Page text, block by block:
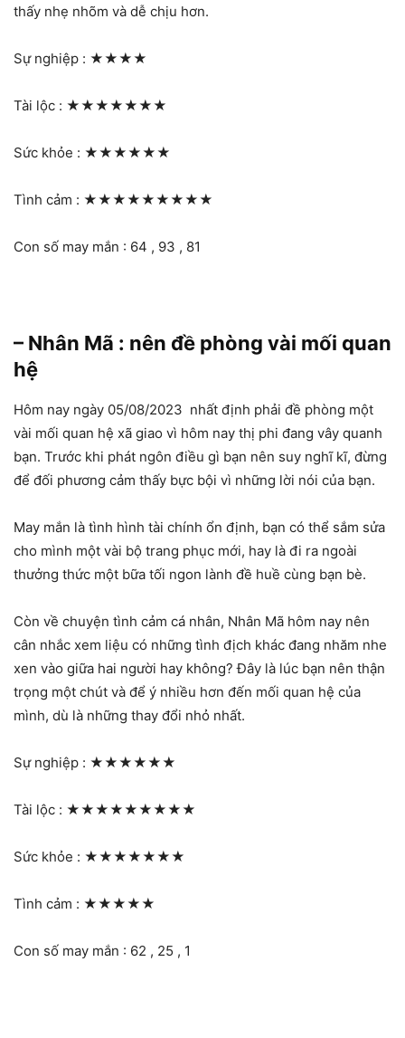
thấy nhẹ nhõm và dễ chịu hơn.
Sự nghiệp : ★★★★
Tài lộc : ★★★★★★★
Sức khỏe : ★★★★★★
Tình cảm : ★★★★★★★★★
Con số may mắn : 64 , 93 , 81
– Nhân Mã : nên đề phòng vài mối quan
hệ
Hôm nay ngày 05/08/2023 nhất định phải đề phòng một
vài mối quan hệ xã giao vì hôm nay thị phi đang vây quanh
bạn. Trước khi phát ngôn điều gì bạn nên suy nghĩ kĩ, đừng
để đối phương cảm thấy bực bội vì những lời nói của bạn.
May mắn là tình hình tài chính ổn định, bạn có thể sắm sửa
cho mình một vài bộ trang phục mới, hay là đi ra ngoài
thưởng thức một bữa tối ngon lành đề huề cùng bạn bè.
Còn về chuyện tình cảm cá nhân, Nhân Mã hôm nay nên
cân nhắc xem liệu có những tình địch khác đang nhăm nhe
xen vào giữa hai người hay không? Đây là lúc bạn nên thận
trọng một chút và để ý nhiều hơn đến mối quan hệ của
mình, dù là những thay đổi nhỏ nhất.
Sự nghiệp : ★★★★★★
Tài lộc : ★★★★★★★★★
Sức khỏe : ★★★★★★★
Tình cảm : ★★★★★
Con số may mắn : 62 , 25 , 1